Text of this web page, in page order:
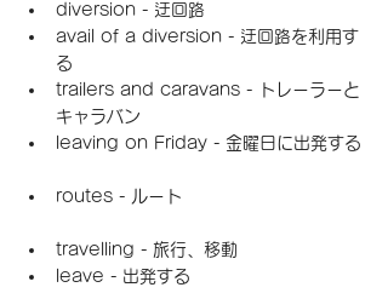
diversion - 迂回路
avail of a diversion - 迂回路を利用す
る
trailers and caravans - トレーラーと
キャラバン
leaving on Friday - 金曜日に出発する
routes - ルート
travelling - 旅行、移動
leave - 出発する